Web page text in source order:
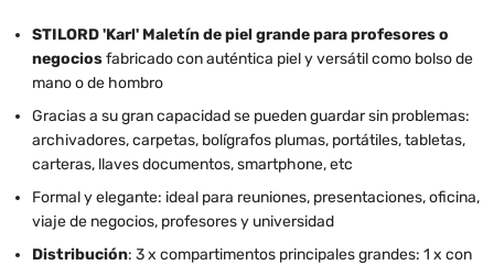
STILORD 'Karl' Maletín de piel grande para profesores o
negociosfabricado con auténtica piel y versátil como bolso de
mano o de hombro
Gracias a su gran capacidad se pueden guardar sin problemas:
archivadores, carpetas, bolígrafos plumas, portátiles, tabletas,
carteras, llaves documentos, smartphone, etc
Formal y elegante: ideal para reuniones, presentaciones, oficina,
viaje de negocios, profesores y universidad
Distribución: 3 x compartimentos principales grandes: 1 x con